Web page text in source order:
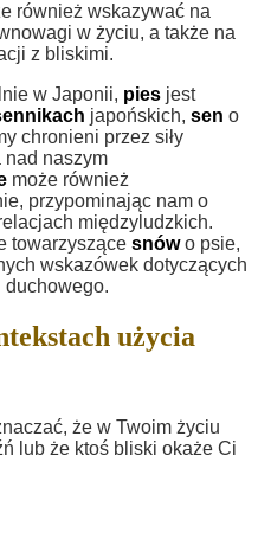
również wskazywać na
w życiu, a także na
z bliskimi.
w Japonii, pies jest
japońskich, sen o
chronieni przez siły
nad naszym
może również
przypominając nam o
międzyludzkich.
towarzyszące snówo psie,
wskazówek dotyczących
duchowego.
użycia
że w Twoim życiu
lub że ktoś bliski okaże Ci